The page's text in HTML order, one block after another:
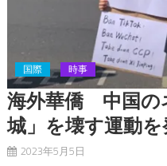
国際 時事
海外華僑 中国の
城」を壊す運動
2023年5月5日